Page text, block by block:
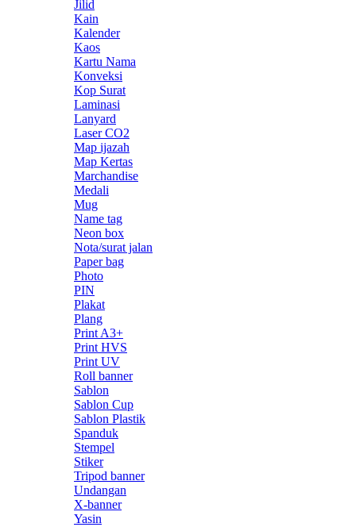
Jilid
Kain
Kalender
Kaos
Kartu Nama
Konveksi
Kop Surat
Laminasi
Lanyard
Laser CO2
Map ijazah
Map Kertas
Marchandise
Medali
Mug
Name tag
Neon box
Nota/surat jalan
Paper bag
Photo
PIN
Plakat
Plang
Print A3+
Print HVS
Print UV
Roll banner
Sablon
Sablon Cup
Sablon Plastik
Spanduk
Stempel
Stiker
Tripod banner
Undangan
X-banner
Yasin